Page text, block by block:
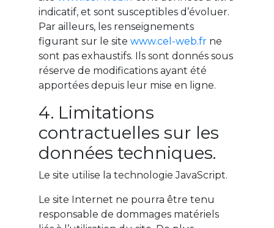
indicatif, et sont susceptibles d’évoluer.
Par ailleurs, les renseignements
figurant sur le site www.cel-web.fr ne
sont pas exhaustifs. Ils sont donnés sous
réserve de modifications ayant été
apportées depuis leur mise en ligne.
4. Limitations
contractuelles sur les
données techniques.
Le site utilise la technologie JavaScript.
Le site Internet ne pourra être tenu
responsable de dommages matériels